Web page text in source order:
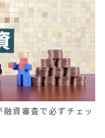
資審査で必ずチェッ